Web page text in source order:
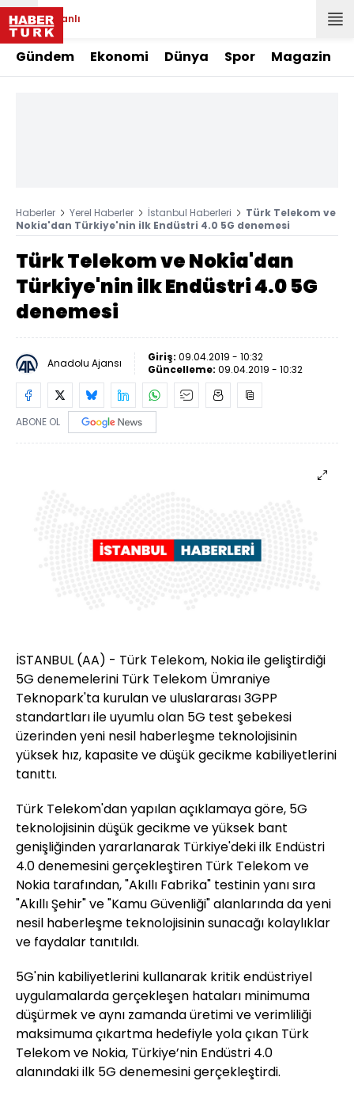
Canlı
Gündem Ekonomi Dünya Spor Magazin
Haberler Yerel Haberler İstanbul Haberleri
Türk Telekom ve
Nokia'dan Türkiye'nin ilk Endüstri 4.0 5G denemesi
Türk Telekom ve Nokia'dan
Türkiye'nin ilk Endüstri 4.0 5G
denemesi
Anadolu Ajansı Giriş: 09.04.2019 - 10:32
Güncelleme: 09.04.2019 - 10:32
ABONE OL
İSTANBUL (AA) - Türk Telekom, Nokia ile geliştirdiği
5G denemelerini Türk Telekom Ümraniye
Teknopark'ta kurulan ve uluslararası 3GPP
standartları ile uyumlu olan 5G test şebekesi
üzerinden yeni nesil haberleşme teknolojisinin
yüksek hız, kapasite ve düşük gecikme kabiliyetlerini
tanıttı.
Türk Telekom'dan yapılan açıklamaya göre, 5G
teknolojisinin düşük gecikme ve yüksek bant
genişliğinden yararlanarak Türkiye'deki ilk Endüstri
4.0 denemesini gerçekleştiren Türk Telekom ve
Nokia tarafından, "Akıllı Fabrika" testinin yanı sıra
"Akıllı Şehir" ve "Kamu Güvenliği" alanlarında da yeni
nesil haberleşme teknolojisinin sunacağı kolaylıklar
ve faydalar tanıtıldı.
5G'nin kabiliyetlerini kullanarak kritik endüstriyel
uygulamalarda gerçekleşen hataları minimuma
düşürmek ve aynı zamanda üretimi ve verimliliği
maksimuma çıkartma hedefiyle yola çıkan Türk
Telekom ve Nokia, Türkiye’nin Endüstri 4.0
alanındaki ilk 5G denemesini gerçekleştirdi.